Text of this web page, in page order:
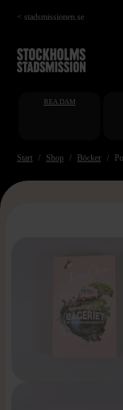
Hoppa
till
< stadsmissionen.se
REA DAM
Start Shop Böcker
>